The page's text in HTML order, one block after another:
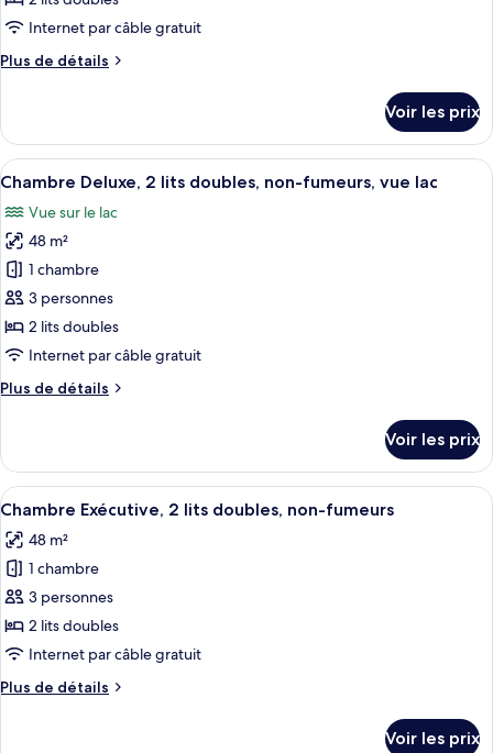
non-
fumeurs
type
chambre :
2
lits
non-
fumeurs,
vue
lac
Internet par câble gratuit
Plus de détails
Plus
le
type
de
Chambre
Exécutive,
lits
doubles,
non-
fumeurs,
vue
Voir les prix
Afficher
toutes
les
photos
pour
ce
type
de
chambre :
Chambre
lits
doubles,
non-
fumeurs,
vue
lac
Une chambre d’hôtel moderne
5
Chambre Deluxe, 2 lits doubles, non-fumeurs, vue lac
Vue sur le lac
48 m²
1 chambre
3 personnes
2 lits doubles
Internet par câble gratuit
Plus de détails
Plus
le
type
de
Chambre
Deluxe,
lits
doubles,
non-
fumeurs,
vue
Voir les prix
Afficher
toutes
les
photos
pour
ce
type
chambre :
Une chambre d’hôtel moderne
12
Chambre Exécutive, 2 lits doubles, non-fumeurs
48 m²
1 chambre
3 personnes
2 lits doubles
Internet par câble gratuit
Plus de détails
Plus
Voir les prix